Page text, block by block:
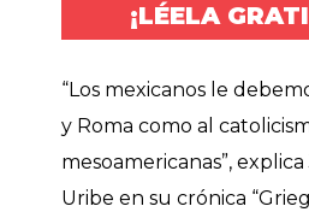
¡LÉELA
“Los mexicanos le
y Roma como al
mesoamericanas”,
Uribe en su crónica